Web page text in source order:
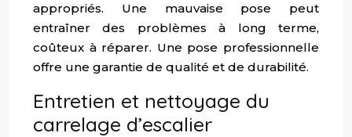
appropriés. Une mauvaise pose peut
entraîner des problèmes à long terme,
coûteux à réparer. Une pose professionnelle
offre une garantie de qualité et de durabilité.
Entretien et nettoyage du
carrelage d’escalier